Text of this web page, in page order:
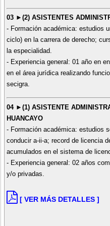
03 ►(2) ASISTENTES
- Formación académica: estudios
ciclo) en la carrera de derecho;
la especialidad.
- Experiencia general: 01 año en
en el área jurídica realizando
secigra.
04 ►(1) ASISTENTE
HUANCAYO
- Formación académica: estudios
conducir a-ii-a; record de licencia
acumulados en el sistema de
- Experiencia general: 02 años
y/o privadas.
[ VER MÁS DETALLES ]